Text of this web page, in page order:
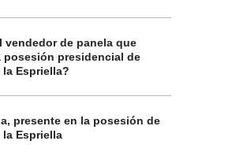
vendedor de panela que
posesión presidencial de
Espriella?
presente en la posesión de
Espriella